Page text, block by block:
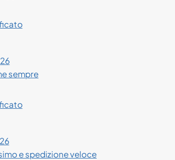
sempre
e spedizione veloce